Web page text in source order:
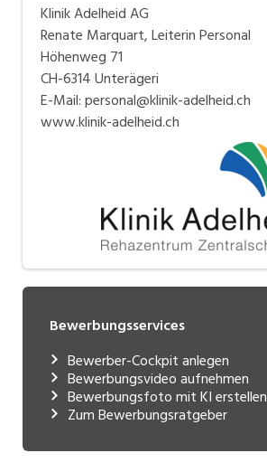
Klinik Adelheid AG
Renate Marquart, Leiterin Personal
Höhenweg 71
CH-6314 Unterägeri
E-Mail: personal@klinik-adelheid.ch
www.klinik-adelheid.ch
Bewerbungsservices
Bewerber-Cockpit anlegen
Bewerbungsvideo aufnehmen
Bewerbungsfoto mit KI erstellen
Zum Bewerbungsratgeber